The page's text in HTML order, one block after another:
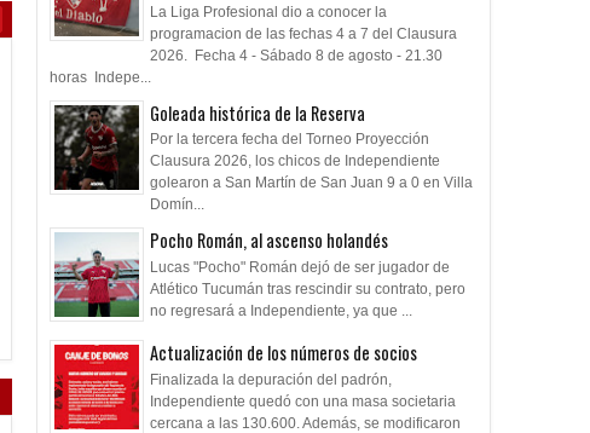
Una ráfaga en La Plata
Jul
Última estación, Rosario
La Liga Profesional dio a conocer la
programacion de las fechas 4 a 7 del Clausura
2026. Fecha 4 - Sábado 8 de agosto - 21.30
horas Indepe...
Goleada histórica de la Reserva
Por la tercera fecha del Torneo Proyección
Clausura 2026, los chicos de Independiente
golearon a San Martín de San Juan 9 a 0 en Villa
Domín...
Pocho Román, al ascenso holandés
Lucas "Pocho" Román dejó de ser jugador de
Atlético Tucumán tras rescindir su contrato, pero
no regresará a Independiente, ya que ...
Actualización de los números de socios
Finalizada la depuración del padrón,
Independiente quedó con una masa societaria
cercana a las 130.600. Además, se modificaron